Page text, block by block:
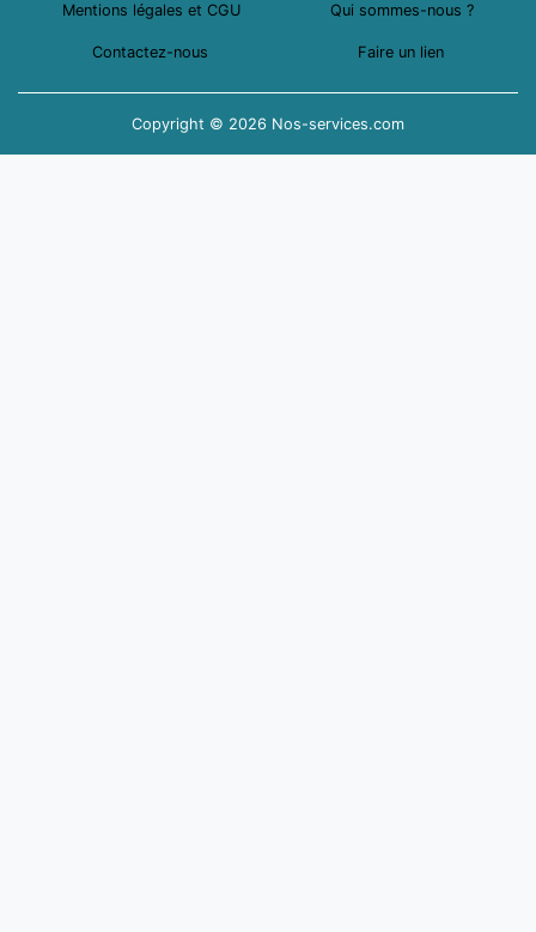
Mentions légales et CGU Qui sommes-nous ?
Contactez-nous Faire un lien
Copyright © 2026 Nos-services.com